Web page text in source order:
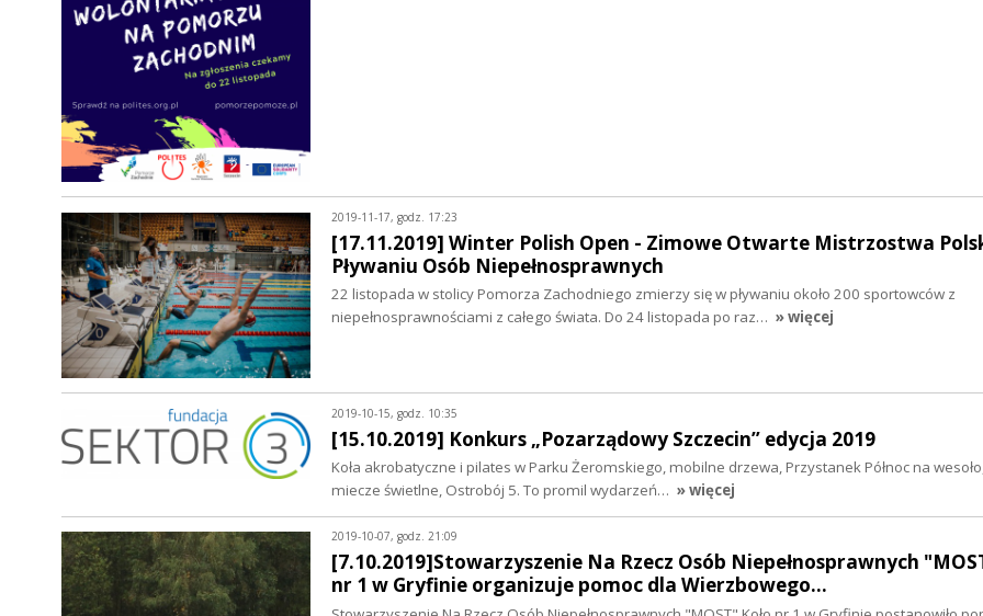
2019-11-17, godz. 17:23
[17.11.2019] Winter Polish Open - Zimowe Otwarte Mistrzostwa
Pływaniu Osób Niepełnosprawnych
22 listopada w stolicy Pomorza Zachodniego zmierzy się w pływaniu około 200 sportowców z
niepełnosprawnościami z całego świata. Do 24 listopada po raz… » więcej
2019-10-15, godz. 10:35
[15.10.2019] Konkurs „Pozarządowy Szczecin” edycja 2019
Koła akrobatyczne i pilates w Parku Żeromskiego, mobilne drzewa, Przystanek Północ na
miecze świetlne, Ostrobój 5. To promil wydarzeń… » więcej
2019-10-07, godz. 21:09
[7.10.2019]Stowarzyszenie Na Rzecz Osób Niepełnosprawnych
nr 1 w Gryfinie organizuje pomoc dla Wierzbowego…